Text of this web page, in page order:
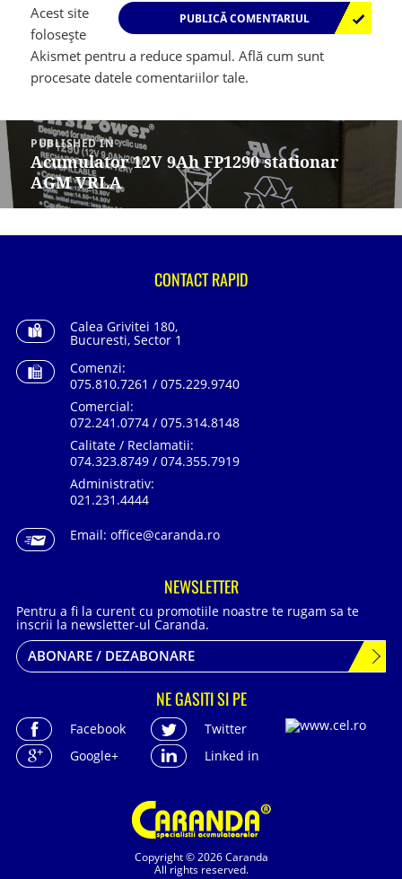
Acest site
folosește
Akismet pentru a reduce spamul.Află cum sunt
procesate datele comentariilor tale.
Navigare
în
articole
PUBLISHED IN
Acumulator 12V 9Ah FP1290 stationar
AGM VRLA
Copyright © 2026 Caranda
All rights reserved.
CONTACT RAPID
Calea Grivitei 180,
Bucuresti, Sector 1
Comenzi:
075.810.7261 / 075.229.9740
Comercial:
072.241.0774 / 075.314.8148
Calitate / Reclamatii:
074.323.8749 / 074.355.7919
Administrativ:
021.231.4444
Email: office@caranda.ro
NEWSLETTER
Pentru a fi la curent cu promotiile noastre te rugam sa te
inscrii la newsletter-ul Caranda.
ABONARE / DEZABONARE
NE GASITI SI PE
Facebook
Twitter
Google+
Linked in